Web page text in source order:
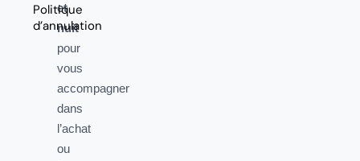
Politique
d’annulation
et
nuit
pour
vous
accompagner
dans
l’achat
ou